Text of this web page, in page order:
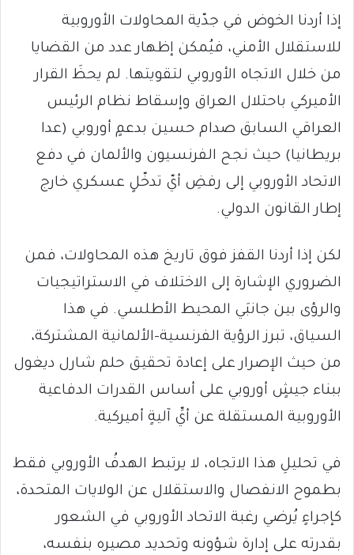
إذا أردنا الخوض في جدّية المحاولات الأوروبية
للاستقلال الأمني​​، فيُمكن إظهار عدد من القضايا
من خلال الاتجاه الأوروبي لتقويتها. لم يحظَ القرار
الأميركي باحتلال العراق وإسقاط نظام الرئيس
العراقي السابق صدام حسين بدعمٍ أوروبي (عدا
بريطانيا) حيث نجح الفرنسيون والألمان في دفع
الاتحاد الأوروبي إلى رفضِ أيّ تدخّلٍ عسكري خارج
إطار القانون الدولي.
لكن إذا أردنا القفز فوق تاريخ هذه المحاولات، فمن
الضروري الإشارة إلى الاختلاف في الاستراتيجيات
والرؤى بين جانبَي المحيط الأطلسي. في هذا
السياق، تبرز الرؤية الفرنسية-الألمانية المشتركة،
من حيث الإصرار على إعادة تحقيق حلم شارل ديغول
ببناء جيشٍ أوروبي على أساس القدرات الدفاعية
الأوروبية المستقلة عن أيِّ آليةٍ أميركية.
في تحليلِ هذا الاتجاه، لا يرتبط الهدفُ الأوروبي فقط
بطموح الانفصال والاستقلال عن الولايات المتحدة،
كإجراءٍ يُرضي رغبة الاتحاد الأوروبي في الشعور
بقدرته على إدارة شؤونه وتحديد مصيره بنفسه،